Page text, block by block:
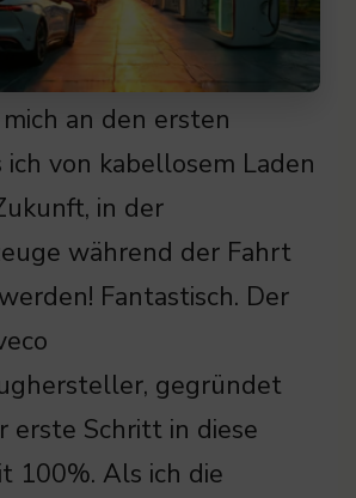
an den ersten
von kabellosem Laden
in der
während der Fahrt
Fantastisch. Der
gegründet
erste Schritt in diese
100%. Als ich die